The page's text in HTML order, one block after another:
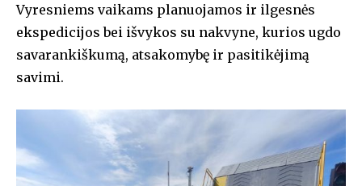
Vyresniems vaikams planuojamos ir ilgesnės
ekspedicijos bei išvykos su nakvyne, kurios ugdo
savarankiškumą, atsakomybę ir pasitikėjimą
savimi.